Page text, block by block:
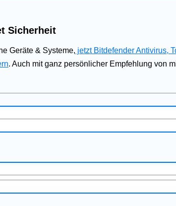
Sicherheit
Geräte & Systeme, jetzt Bitdefender Antivirus,
. Auch mit ganz persönlicher Empfehlung von